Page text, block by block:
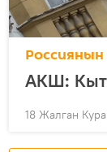
АКШ:
18 Жалган